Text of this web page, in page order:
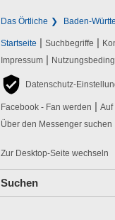
Das Örtliche Baden-
Startseite | Suchbegriffe |
Impressum |
Datenschutz-
Facebook - Fan werden | Auf
Über den Messenger suchen
Zur Desktop-Seite wechseln
Suchen